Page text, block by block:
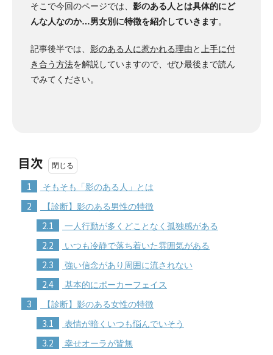
そこで今回のページでは、 影のある人とは具体的にど
んな人なのか…男女別に特徴を紹介していきます。
記事後半では、 影のある人に惹かれる理由と
上手に付
き合う方法を解説していますので、ぜひ最後まで読ん
でみてください。
目次
1 そもそも「影のある人」とは
2 【診断】影のある男性の特徴
2.1 一人行動が多くどことなく孤独感がある
2.2 いつも冷静で落ち着いた雰囲気がある
2.3 強い信念があり周囲に流されない
2.4 基本的にポーカーフェイス
3 【診断】影のある女性の特徴
3.1 表情が暗くいつも悩んでいそう
3.2 幸せオーラが皆無